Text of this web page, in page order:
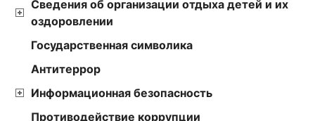
Сведения об организации отдыха детей и их
оздоровлении
Государственная символика
Антитеррор
Информационная безопасность
Противодействие коррупции